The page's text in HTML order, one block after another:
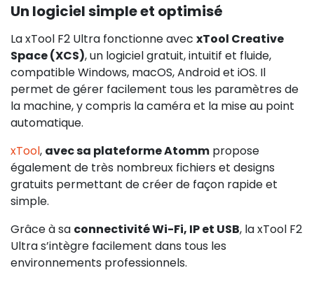
Un logiciel simple et optimisé
La xTool F2 Ultra fonctionne avec xTool Creative
Space (XCS), un logiciel gratuit, intuitif et fluide,
compatible Windows, macOS, Android et iOS. Il
permet de gérer facilement tous les paramètres de
la machine, y compris la caméra et la mise au point
automatique.
xTool, avec sa plateforme Atomm propose
également de très nombreux fichiers et designs
gratuits permettant de créer de façon rapide et
simple.
Grâce à sa connectivité Wi-Fi, IP et USB, la xTool F2
Ultra s’intègre facilement dans tous les
environnements professionnels.